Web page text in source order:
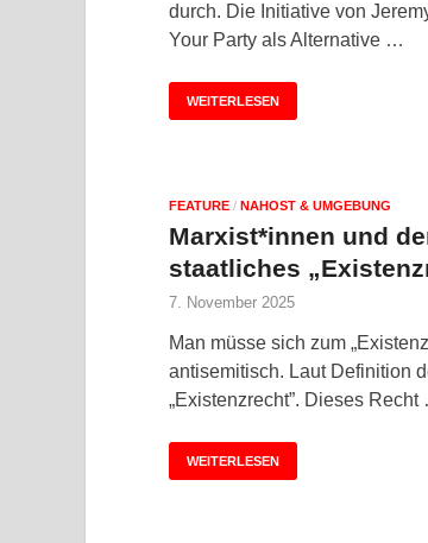
durch. Die Initiative von
Your Party als Alternative …
WEITERLESEN
FEATURE / NAHOST & UMGEBUNG
Marxist*innen und
staatliches
7. November 2025
Man müsse sich zum
antisemitisch. Laut Definition
„Existenzrecht”. Dieses Recht
WEITERLESEN